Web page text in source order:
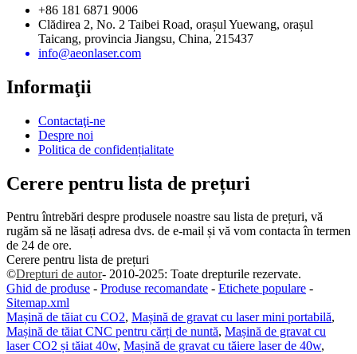
+86 181 6871 9006
Clădirea 2, No. 2 Taibei Road, orașul Yuewang, orașul
Taicang, provincia Jiangsu, China, 215437
info@aeonlaser.com
Informaţii
Contactaţi-ne
Despre noi
Politica de confidențialitate
Cerere pentru lista de prețuri
Pentru întrebări despre produsele noastre sau lista de prețuri, vă
rugăm să ne lăsați adresa dvs. de e-mail și vă vom contacta în termen
de 24 de ore.
Cerere pentru lista de prețuri
©Drepturi de autor- 2010-2025: Toate drepturile rezervate.
Ghid de produse - Produse recomandate - Etichete populare -
Sitemap.xml
Mașină de tăiat cu CO2, Mașină de gravat cu laser mini portabilă,
Mașină de tăiat CNC pentru cărți de nuntă, Mașină de gravat cu
laser CO2 și tăiat 40w, Mașină de gravat cu tăiere laser de 40w,